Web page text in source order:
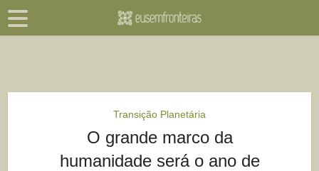
Transição Planetária
O grande marco da
humanidade será o ano de